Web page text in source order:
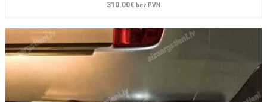
310.00€ bez PVN